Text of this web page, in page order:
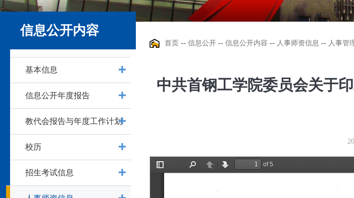
信息公开内容
基本信息
信息公开年度报告
教代会报告与年度工作计划
校历
招生考试信息
首页 -- 信息公开-- 信息公开内容 -- 人事师资信息 -- 人事管
中共首钢工学院委员会关于